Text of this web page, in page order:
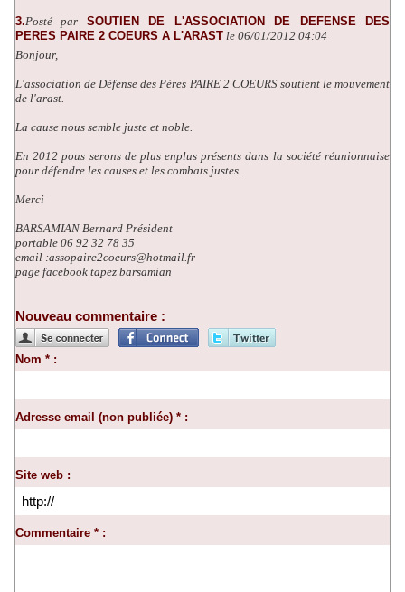
3.Posté par SOUTIEN DE L'ASSOCIATION DE DEFENSE DES
PERES PAIRE 2 COEURS A L'ARAST le 06/01/2012 04:04
Bonjour,
L'association de Défense des Pères PAIRE 2 COEURS soutient le mouvement
de l'arast.
La cause nous semble juste et noble.
En 2012 pous serons de plus enplus présents dans la société réunionnaise
pour défendre les causes et les combats justes.
Merci
BARSAMIAN Bernard Président
portable 06 92 32 78 35
email :assopaire2coeurs@hotmail.fr
page facebook tapez barsamian
Nouveau commentaire :
Nom * :
Adresse email (non publiée) * :
Site web :
Commentaire * :